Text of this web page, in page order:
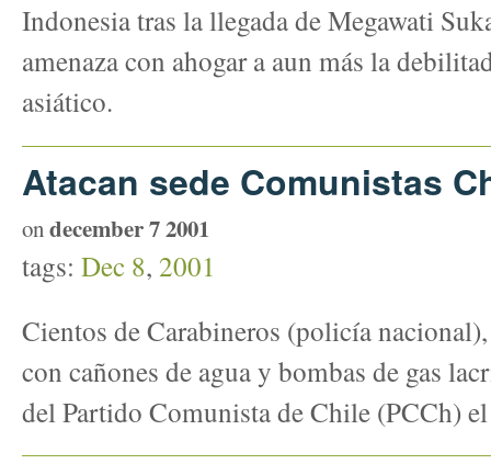
Indonesia tras la llegada de Megawati
amenaza con ahogar a aun más la
asiático.
Atacan sede Comunistas
ondecember 7 2001
tags: Dec 8, 2001
Cientos de Carabineros (policía
con cañones de agua y bombas de gas
del Partido Comunista de Chile (PCCh)